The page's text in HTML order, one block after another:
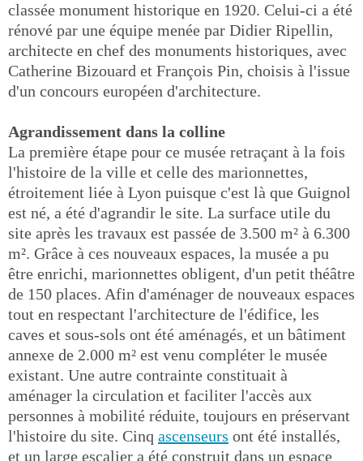
classée monument historique en 1920. Celui-ci a été
rénové par une équipe menée par Didier Ripellin,
architecte en chef des monuments historiques, avec
Catherine Bizouard et François Pin, choisis à l'issue
d'un concours européen d'architecture.
Agrandissement dans la colline
La première étape pour ce musée retraçant à la fois
l'histoire de la ville et celle des marionnettes,
étroitement liée à Lyon puisque c'est là que Guignol
est né, a été d'agrandir le site. La surface utile du
site après les travaux est passée de 3.500 m² à 6.300
m². Grâce à ces nouveaux espaces, la musée a pu
être enrichi, marionnettes obligent, d'un petit théâtre
de 150 places. Afin d'aménager de nouveaux espaces
tout en respectant l'architecture de l'édifice, les
caves et sous-sols ont été aménagés, et un bâtiment
annexe de 2.000 m² est venu compléter le musée
existant. Une autre contrainte constituait à
aménager la circulation et faciliter l'accès aux
personnes à mobilité réduite, toujours en préservant
l'histoire du site. Cinq ascenseurs ont été installés,
et un large escalier a été construit dans un espace